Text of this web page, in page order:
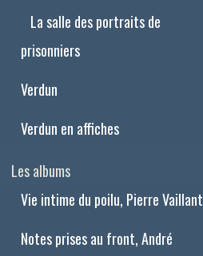
La salle des portraits de
prisonniers
Verdun
Verdun en affiches
Les albums
Vie intime du poilu, Pierre Vaillant
Notes prises au front, André